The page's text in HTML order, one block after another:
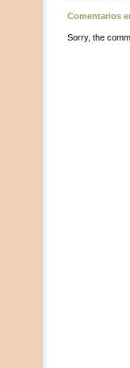
Comentarios
Sorry, the